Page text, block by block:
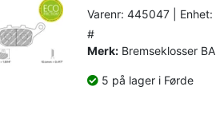
Varenr: 445047 | Enhet:
#
Merk: Bremseklosser
5 på lager i Førde